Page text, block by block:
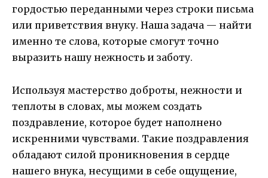
гордостью переданными через строки письма
или приветствия внуку. Наша задача — найти
именно те слова, которые смогут точно
выразить нашу нежность и заботу.
Используя мастерство доброты, нежности и
теплоты в словах, мы можем создать
поздравление, которое будет наполнено
искренними чувствами. Такие поздравления
обладают силой проникновения в сердце
нашего внука, несущими в себе ощущение,